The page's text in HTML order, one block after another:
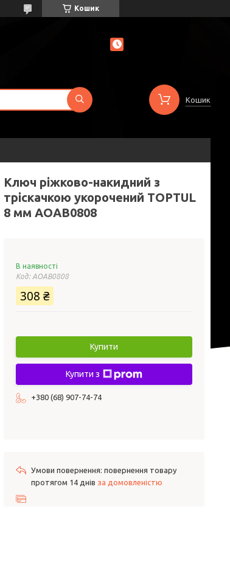
Кошик
Кошик
Ключ ріжково-накидний з
тріскачкою укорочений TOPTUL
8 мм AOAB0808
В наявності
Код: AOAB0808
308 ₴
Купити
Купити з
+380 (68) 907-74-74
повернення товару
протягом 14 днів за домовленістю